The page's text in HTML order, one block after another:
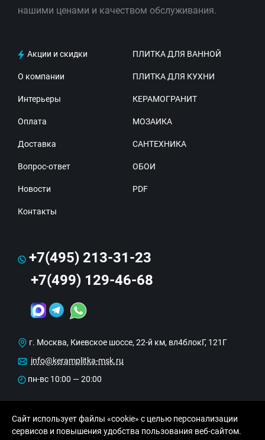
нашими ценами и качеством обслуживания.
Акции и скидки
О компании
Интерьеры
Оплата
Доставка
Вопрос-ответ
Новости
Контакты
ПЛИТКА ДЛЯ ВАННОЙ
ПЛИТКА ДЛЯ КУХНИ
КЕРАМОГРАНИТ
МОЗАИКА
САНТЕХНИКА
ОБОИ
PDF
+7(495) 213-31-23
+7(499) 129-46-68
г. Москва, Киевское шоссе, 22-й км, вл4блокГ, 121Г
info@keramplitka-msk.ru
пн-вс 10:00 — 20:00
Сайт использует файлы «cookie» с целью персонализации
сервисов и повышения удобства пользования веб-сайтом.